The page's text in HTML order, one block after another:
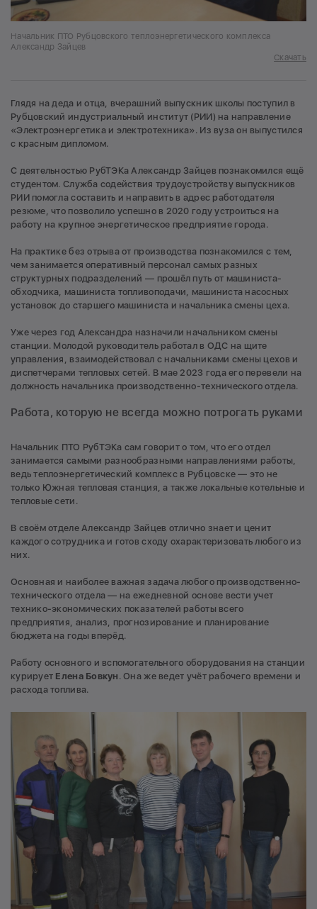
Начальник ПТО Рубцовского теплоэнергетического комплекса
Александр Зайцев
Скачать
Глядя на деда и отца, вчерашний выпускник школы поступил в
Рубцовский индустриальный институт (РИИ) на направление
«Электроэнергетика и электротехника». Из вуза он выпустился
с красным дипломом.
С деятельностью РубТЭКа Александр Зайцев познакомился ещё
студентом. Служба содействия трудоустройству выпускников
РИИ помогла составить и направить в адрес работодателя
резюме, что позволило успешно в 2020 году устроиться на
работу на крупное энергетическое предприятие города.
На практике без отрыва от производства познакомился с тем,
чем занимается оперативный персонал самых разных
структурных подразделений — прошёл путь от машиниста-
обходчика, машиниста топливоподачи, машиниста насосных
установок до старшего машиниста и начальника смены цеха.
Уже через год Александра назначили начальником смены
станции. Молодой руководитель работал в ОДС на щите
управления, взаимодействовал с начальниками смены цехов и
диспетчерами тепловых сетей. В мае 2023 года его перевели на
должность начальника производственно-технического отдела.
Работа, которую не всегда можно потрогать руками
Начальник ПТО РубТЭКа сам говорит о том, что его отдел
занимается самыми разнообразными направлениями работы,
ведь теплоэнергетический комплекс в Рубцовске — это не
только Южная тепловая станция, а также локальные котельные и
тепловые сети.
В своём отделе Александр Зайцев отлично знает и ценит
каждого сотрудника и готов сходу охарактеризовать любого из
них.
Основная и наиболее важная задача любого производственно-
технического отдела — на ежедневной основе вести учет
технико-экономических показателей работы всего
предприятия, анализ, прогнозирование и планирование
бюджета на годы вперёд.
Работу основного и вспомогательного оборудования на станции
курирует Елена Бовкун . Она же ведет учёт рабочего времени и
расхода топлива.